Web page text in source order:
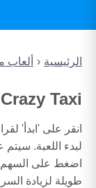
الرئيسية ألعاب
Crazy Taxi
انقر على 'ابدأ'
لبدء اللعبة.
اضغط على السهم
طويلة لزيادة